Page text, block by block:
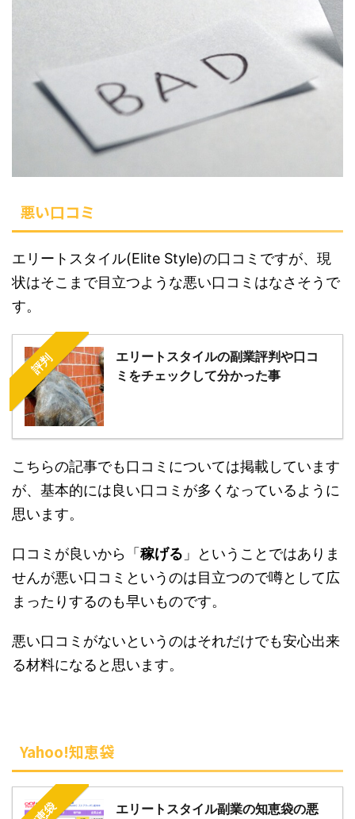
悪い口コミ
エリートスタイル(Elite Style)の口コミですが、現
状はそこまで目立つような悪い口コミはなさそうで
す。
評判
エリートスタイルの副業評判や口コ
ミをチェックして分かった事
こちらの記事でも口コミについては掲載しています
が、基本的には良い口コミが多くなっているように
思います。
口コミが良いから「 稼げる 」ということではありま
せんが悪い口コミというのは目立つので噂として広
まったりするのも早いものです。
悪い口コミがないというのはそれだけでも安心出来
る材料になると思います。
Yahoo!知恵袋
エリートスタイル副業の知恵袋の悪